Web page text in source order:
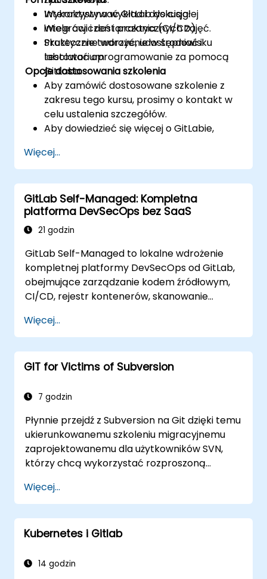
Wykorzystywać GitLab do ciągłej
integracji i dostarczania (CI/CD).
Skutecznie tworzyć, udostępniać i
testować oprogramowanie za pomocą
GitLaba.
Interaktywna wykład i dyskusja.
Wiele ćwiczeń i praktycznych zajęć.
Praktyczne wdrożenie w środowisku
labolatorium.
Opcje dostosowania szkolenia
Aby zamówić dostosowane szkolenie z
zakresu tego kursu, prosimy o kontakt w
celu ustalenia szczegółów.
Aby dowiedzieć się więcej o GitLabie,
Więcej...
GitLab Self-Managed: Kompletna
platforma DevSecOps bez SaaS
21 godzin
GitLab Self-Managed to lokalne wdrożenie
kompletnej platformy DevSecOps od GitLab,
obejmujące zarządzanie kodem źródłowym,
CI/CD, rejestr kontenerów, skanowanie
standard dla organizacji, które chcą mieć
pełny zestaw funkcji GitLab bez zależności od
SaaS lub opuszczania danych swojej sieci.
Więcej...
GIT for Victims of Subversion
7 godzin
Płynnie przejdź z Subversion na Git dzięki temu
ukierunkowanemu szkoleniu migracyjnemu
zaprojektowanemu dla użytkowników SVN,
którzy chcą wykorzystać rozproszoną
podstawowe koncepcje Gita, codzienne
wzorce pracy, zaawansowane strategie
gałęziowania i scalania, pełne procesy
migracji przepływu pracy, wewnętrzne
dotyczące integracji — pomagając
Więcej...
Kubernetes i Gitlab
14 godzin